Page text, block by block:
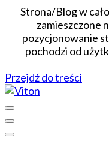
Strona/Blog w
zamieszczone
pozycjonowanie
pochodzi od
Przejdź do treści
Viton